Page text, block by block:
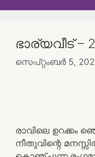
ഭാര്യവീട് – 2
സെപ്റ്റംബർ 5,
രാവിലെ ഉറക്കം
നീതുവിന്റെ